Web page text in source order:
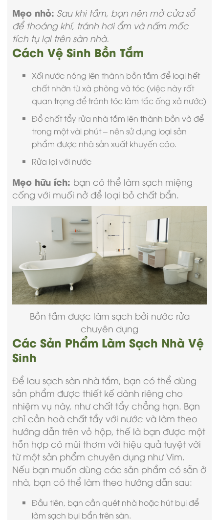
Mẹo nhỏ: Sau khi tắm, bạn nên mở cửa sổ
để thoáng khí, tránh hơi ẩm và nấm mốc
tích tụ lại trên sàn nhà.
Cách Vệ Sinh Bồn Tắm
Xối nước nóng lên thành bồn tắm để loại hết
chất nhờn từ xà phòng và tóc (việc này rất
quan trọng để tránh tóc làm tắc ống xả nước)
Đổ chất tẩy rửa nhà tắm lên thành bồn và để
trong một vài phút – nên sử dụng loại sản
phẩm được nhà sản xuất khuyến cáo.
Rửa lại với nước
Mẹo hữu ích: bạn có thể làm sạch miệng
cống với muối nở để loại bỏ chất bẩn.
Bồn tắm được làm sạch bởi nước rửa
chuyên dụng
Các Sản Phẩm Làm Sạch Nhà Vệ
Sinh
Để lau sạch sàn nhà tắm, bạn có thể dùng
sản phẩm được thiết kế dành riêng cho
nhiệm vụ này, như chất tẩy chẳng hạn. Bạn
chỉ cần hoà chất tẩy với nước và làm theo
hướng dẫn trên vỏ hộp, thế là bạn được một
hỗn hợp có mùi thơm với hiệu quả tuyệt vời
từ một sản phẩm chuyên dụng như Vim.
Nếu bạn muốn dùng các sản phẩm có sẵn ở
nhà, bạn có thể làm theo hướng dẫn sau:
Đầu tiên, bạn cần quét nhà hoặc hút bụi để
làm sạch bụi bẩn trên sàn.